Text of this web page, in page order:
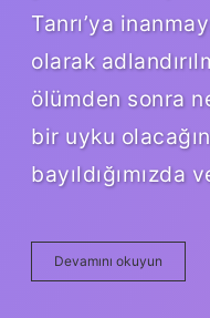
Tanrı’ya
olarak
ölümden sonra
bir uyku
bayıldığımızda
Devamını okuyun
Bir